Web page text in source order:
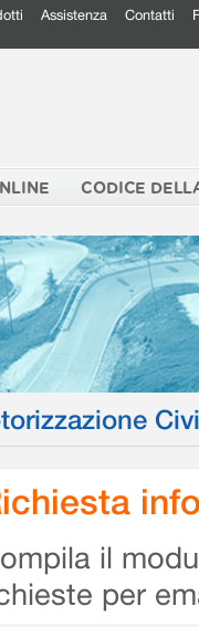
Assistenza Contatti
CODICE
il
per